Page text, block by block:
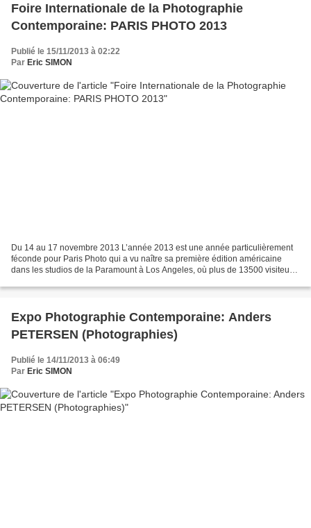
Foire Internationale de la Photographie
Contemporaine: PARIS PHOTO 2013
Publié le 15/11/2013 à 02:22
Par Eric SIMON
Du 14 au 17 novembre 2013 L’année 2013 est une année particulièrement
féconde pour Paris Photo qui a vu naître sa première édition américaine
dans les studios de la Paramount à Los Angeles, où plus de 13500 visiteurs
Expo Photographie Contemporaine: Anders
PETERSEN (Photographies)
Publié le 14/11/2013 à 06:49
Par Eric SIMON